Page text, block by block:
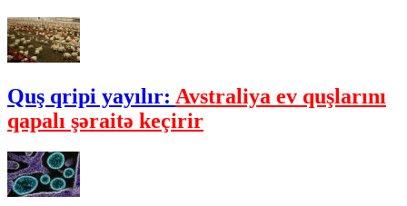
Quş qripi yayılır: Avstraliya ev quşlarını
qapalı şəraitə keçirir